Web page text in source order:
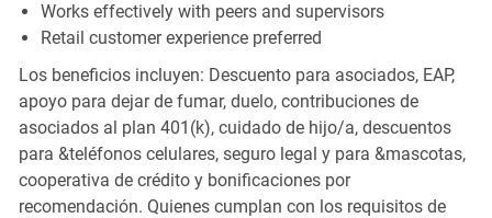
Works effectively with peers and supervisors
Retail customer experience preferred
Los beneficios incluyen: Descuento para asociados, EAP,
apoyo para dejar de fumar, duelo, contribuciones de
asociados al plan 401(k), cuidado de hijo/a, descuentos
para &teléfonos celulares, seguro legal y para &mascotas,
cooperativa de crédito y bonificaciones por
recomendación. Quienes cumplan con los requisitos de